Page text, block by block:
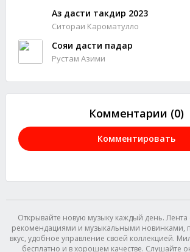
Аз дасти такдир 2023
Ситораи Кароматулло
Сояи дасти падар
Рустам Азими
Комментарии (0)
Комментировать
Открывайте новую музыку каждый день.
рекомендациями и музыкальными новинками,
вкус, удобное управление своей коллекцией.
бесплатно и в хорошем качестве. Слушайте